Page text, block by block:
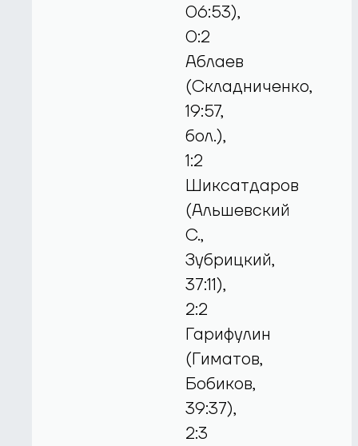
06:53),
0:2
Аблаев
(Складниченко,
19:57,
бол.),
1:2
Шиксатдаров
(Альшевский
С.,
Зубрицкий,
37:11),
2:2
Гарифулин
(Гиматов,
Бобиков,
39:37),
2:3